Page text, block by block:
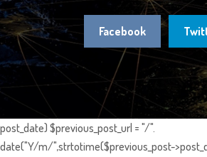
Facebook
post_date) $previous_post_url = "/".
date("Y/m/",strtotime($previous_post-